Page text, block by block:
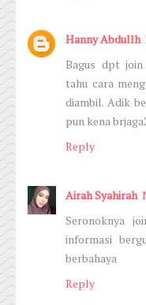
Hanny Abdullh
Bagus dpt join
tahu cara
diambil. Adik
pun kena
Reply
Airah Syahirah
Seronoknya
informasi
berbahaya
Reply